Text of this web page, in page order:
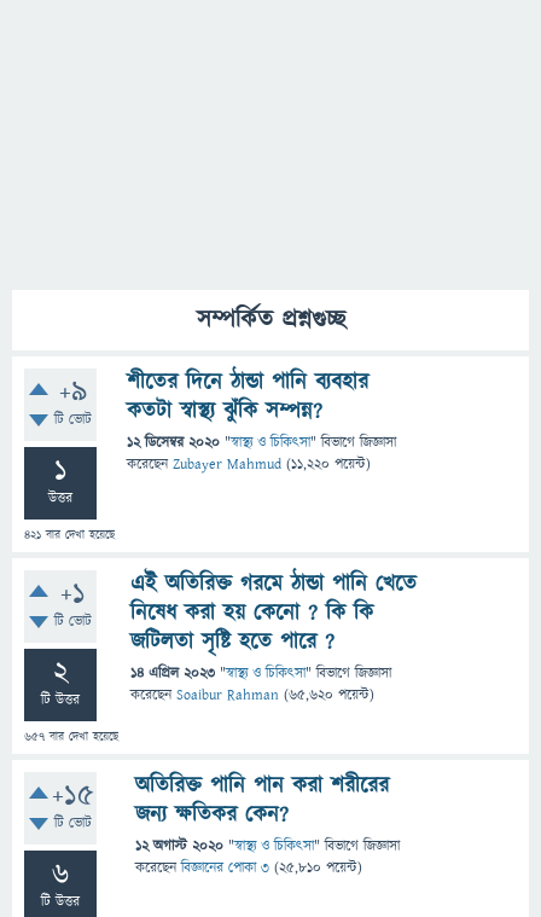
সম্পর্কিত প্রশ্নগুচ্ছ
+9
টি ভোট
1
উত্তর
421 বার দেখা হয়েছে
শীতের দিনে ঠান্ডা পানি ব্যবহার
কতটা স্বাস্থ্য ঝুঁকি সম্পন্ন?
12 ডিসেম্বর 2020 "স্বাস্থ্য ও চিকিৎসা" বিভাগে জিজ্ঞাসা
করেছেনZubayer Mahmud (11,220 পয়েন্ট)
+1
টি ভোট
2
টি উত্তর
657 বার দেখা হয়েছে
এই অতিরিক্ত গরমে ঠান্ডা পানি খেতে
নিষেধ করা হয় কেনো ? কি কি
জটিলতা সৃষ্টি হতে পারে ?
14 এপ্রিল 2023 "স্বাস্থ্য ও চিকিৎসা" বিভাগে জিজ্ঞাসা
করেছেনSoaibur Rahman (65,620 পয়েন্ট)
+15
টি ভোট
6
টি উত্তর
অতিরিক্ত পানি পান করা শরীরের
জন্য ক্ষতিকর কেন?
12 অগাস্ট 2020 "স্বাস্থ্য ও চিকিৎসা" বিভাগে জিজ্ঞাসা
করেছেনবিজ্ঞানের পোকা ৩ (25,810 পয়েন্ট)